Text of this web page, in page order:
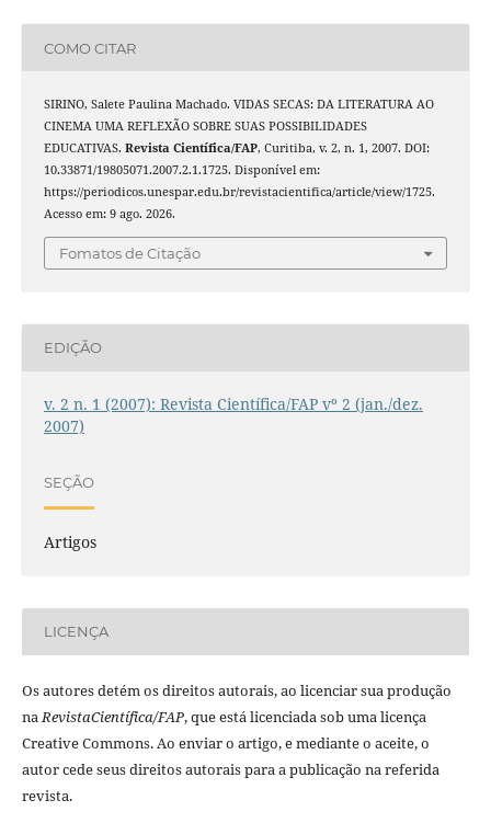
COMO CITAR
SIRINO, Salete Paulina Machado. VIDAS SECAS: DA LITERATURA AO
CINEMA UMA REFLEXÃO SOBRE SUAS POSSIBILIDADES
EDUCATIVAS. Revista Cientí­fica/FAP, Curitiba, v. 2, n. 1, 2007. DOI:
10.33871/19805071.2007.2.1.1725. Disponível em:
https://periodicos.unespar.edu.br/revistacientifica/article/view/1725.
Acesso em: 9 ago. 2026.
Fomatos de Citação
EDIÇÃO
v. 2 n. 1 (2007): Revista Cientí­fica/FAP vº 2 (jan./dez.
2007)
SEÇÃO
Artigos
LICENÇA
Os autores detém os direitos autorais, ao licenciar sua produção
naRevistaCientí­fica/FAP, que está licenciada sob uma licença
Creative Commons. Ao enviar o artigo, e mediante o aceite, o
autor cede seus direitos autorais para a publicação na referida
revista.